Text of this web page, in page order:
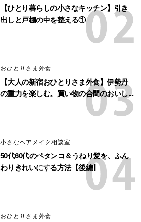
【ひとり暮らしの小さなキッチン】引き
出しと戸棚の中を整える①
おひとりさま外食
【大人の新宿おひとりさま外食】伊勢丹
の重力を楽しむ。買い物の合間のおいし...
小さなヘアメイク相談室
50代60代のペタンコ＆うねり髪を、ふん
わりきれいにする方法【後編】
おひとりさま外食